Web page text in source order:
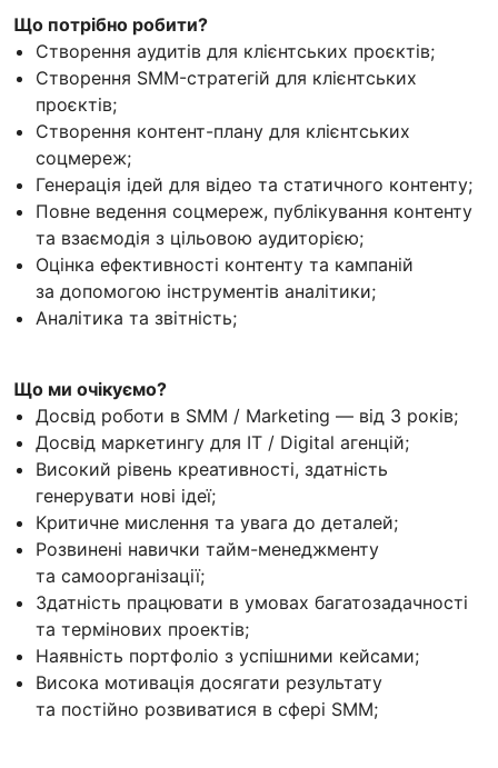
Що потрібно робити?
Створення аудитів для клієнтських проєктів;
Створення SMM-стратегій для клієнтських
проєктів;
Створення контент-плану для клієнтських
соцмереж;
Генерація ідей для відео та статичного контенту;
Повне ведення соцмереж, публікування контенту
та взаємодія з цільовою аудиторією;
Оцінка ефективності контенту та кампаній
за допомогою інструментів аналітики;
Аналітика та звітність;
Що ми очікуємо?
Досвід роботи в SMM / Marketing — від 3 років;
Досвід маркетингу для IT / Digital агенцій;
Високий рівень креативності, здатність
генерувати нові ідеї;
Критичне мислення та увага до деталей;
Розвинені навички тайм-менеджменту
та самоорганізації;
Здатність працювати в умовах багатозадачності
та термінових проектів;
Наявність портфоліо з успішними кейсами;
Висока мотивація досягати результату
та постійно розвиватися в сфері SMM;